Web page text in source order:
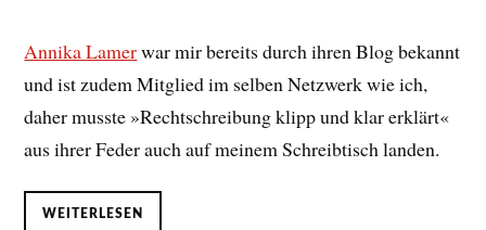
Annika Lamerwar mir bereits durch ihren Blog bekannt
und ist zudem Mitglied im selben Netzwerk wie ich,
daher musste »Rechtschreibung klipp und klar erklärt«
aus ihrer Feder auch auf meinem Schreibtisch landen.
WEITERLESEN